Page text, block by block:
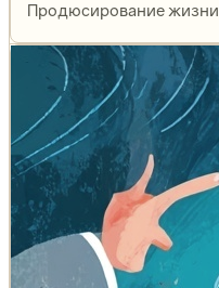
Продюсирование жизни